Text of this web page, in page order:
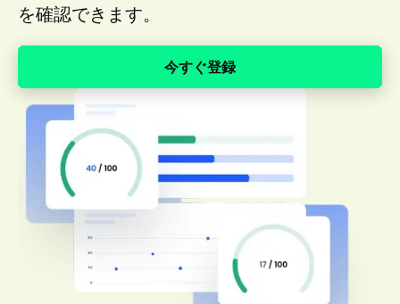
を確認できます。
今すぐ登録